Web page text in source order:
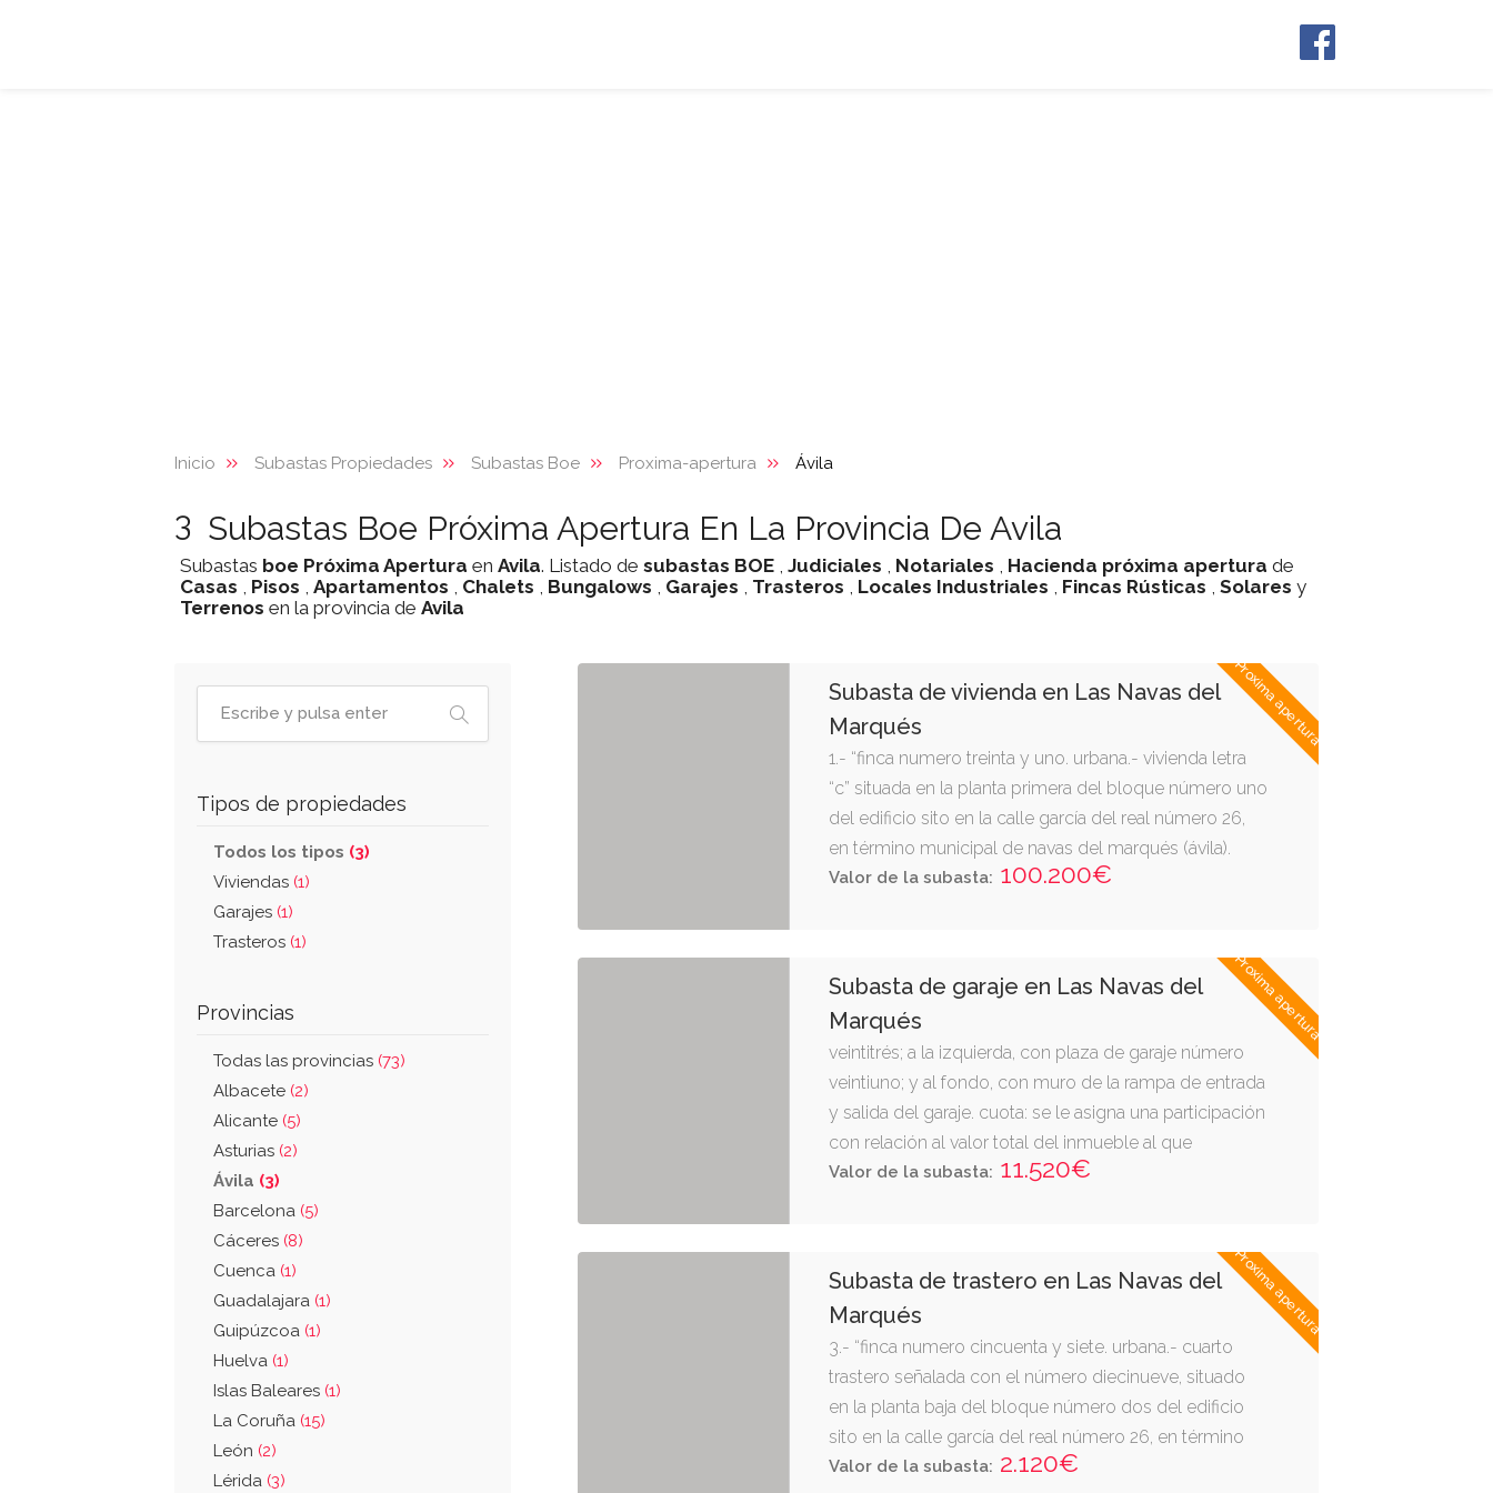
Inicio Subastas Propiedades Subastas Boe Proxima-apertura Ávila
3 Subastas Boe Próxima Apertura En La Provincia De Avila
Subastas boe Próxima Apertura en Avila. Listado de subastas BOE , Judiciales , Notariales , Hacienda próxima apertura de
Casas , Pisos , Apartamentos , Chalets , Bungalows , Garajes , Trasteros , Locales Industriales , Fincas Rústicas , Solares y
Terrenos en la provincia de Avila
Tipos de propiedades
Todos los tipos (3)
Viviendas (1)
Garajes (1)
Trasteros (1)
Provincias
Todas las provincias (73)
Albacete (2)
Alicante (5)
Asturias (2)
Ávila (3)
Barcelona (5)
Cáceres (8)
Cuenca (1)
Guadalajara (1)
Guipúzcoa (1)
Huelva (1)
Islas Baleares (1)
La Coruña (15)
León (2)
Lérida (3)
Proxima apertura
Subasta de vivienda en Las Navas del
Marqués
1.- “finca numero treinta y uno. urbana.- vivienda letra
“c” situada en la planta primera del bloque número uno
del edificio sito en la calle garcía del real número 26,
en término municipal de navas del marqués (ávila).
consta de salón-comedor-cocina, un dormitorio y un
cuadrados (50,69 m2) y una superficie útil de treinta y
siete metros y setenta y ocho decímetros cuadrados
(37,78 m2) aproximadamente. linda: al frente, con
pasillo de acceso a las viviendas de esta planta, hueco
de ascensor y vivienda letra d de la misma planta y
bloque al que pertenece; derecha, entrando, con
vivienda letra d, de la misma planta y bloque al que
pertenece y calle garcía del real; a la izquierda, con
garcía del real. cuota: se le asigna una participación
pertenece del 2,37%.
Valor de la subasta: 100.200€
Proxima apertura
Subasta de garaje en Las Navas del
Marqués
veintitrés; a la izquierda, con plaza de garaje número
veintiuno; y al fondo, con muro de la rampa de entrada
y salida del garaje. cuota: se le asigna una participación
con relación al valor total del inmueble al que
pertenece del 0,5%.”
Valor de la subasta: 11.520€
Proxima apertura
Subasta de trastero en Las Navas del
Marqués
3.- “finca numero cincuenta y siete. urbana.- cuarto
trastero señalada con el número diecinueve, situado
en la planta baja del bloque número dos del edificio
sito en la calle garcía del real número 26, en término
municipal de navas del marqués (ávila). tiene una
Valor de la subasta: 2.120€